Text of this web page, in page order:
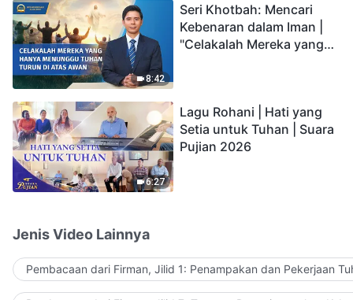
8:42
Seri Khotbah: Mencari
Kebenaran dalam Iman |
"Celakalah Mereka yang
6:27
Lagu Rohani | Hati yang
Setia untuk Tuhan | Suara
Pujian 2026
Jenis Video Lainnya
Pembacaan dari Firman, Jilid 1: Penampakan dan Pekerjaan